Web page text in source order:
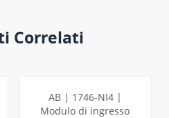
Correlati
AB | 1746-NI4 |
Modulo di ingresso